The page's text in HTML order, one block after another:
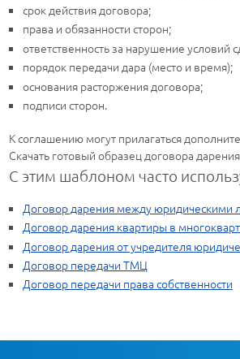
срок действия договора;
права и обязанности сторон;
ответственность за нарушение условий
порядок передачи дара (место и время);
основания расторжения договора;
подписи сторон.
К соглашению могут прилагаться
Скачать готовый образец договора
С этим шаблоном часто
Договор дарения между юридическими
Договор дарения квартиры в
Договор дарения от учредителя
Договор передачи ТМЦ
Договор передачи права собственности